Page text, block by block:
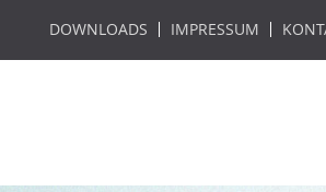
DOWNLOADS IMPRESSUM